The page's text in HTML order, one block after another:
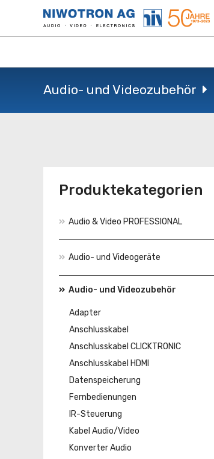
Audio- und Videozubehör
Produktekategorien
Audio & Video PROFESSIONAL
Audio- und Videogeräte
Audio- und Videozubehör
Adapter
Anschlusskabel
Anschlusskabel CLICKTRONIC
Anschlusskabel HDMI
Datenspeicherung
Fernbedienungen
IR-Steuerung
Kabel Audio/Video
Konverter Audio